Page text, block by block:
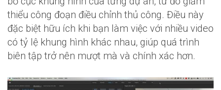
thiểu công đoạn điều chỉnh thủ công. Điều này
đặc biệt hữu ích khi bạn làm việc với nhiều video
có tỷ lệ khung hình khác nhau, giúp quá trình
biên tập trở nên mượt mà và chính xác hơn.